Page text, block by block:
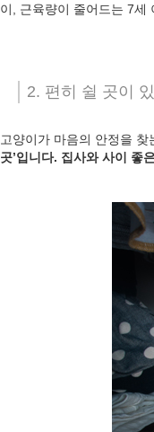
이, 근육량이 줄어드는 7
2. 편히 쉴 곳이
고양이가 마음의 안정을
곳’입니다. 집사와 사이 좋